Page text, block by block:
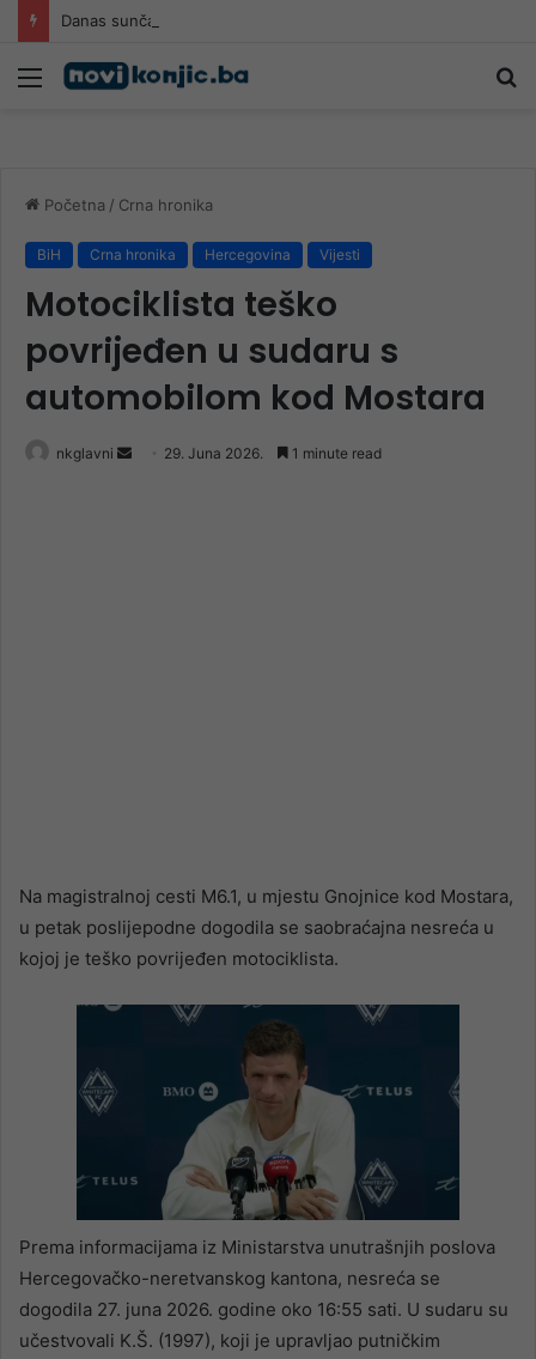
Danas sunčano širom BiH, krajem dana kiša
Meni
Početna / Crna hronika
BiH Crna hronika Hercegovina Vijesti
Motociklista teško
povrijeđen u sudaru s
automobilom kod Mostara
nkglavni
Send 29. Juna 2026. 1 minute read
Na magistralnoj cesti M6.1, u mjestu Gnojnice kod Mostara,
u petak poslijepodne dogodila se saobraćajna nesreća u
kojoj je teško povrijeđen motociklista.
Prema informacijama iz Ministarstva unutrašnjih poslova
Hercegovačko-neretvanskog kantona, nesreća se
dogodila 27. juna 2026. godine oko 16:55 sati. U sudaru su
učestvovali K.Š. (1997), koji je upravljao putničkim